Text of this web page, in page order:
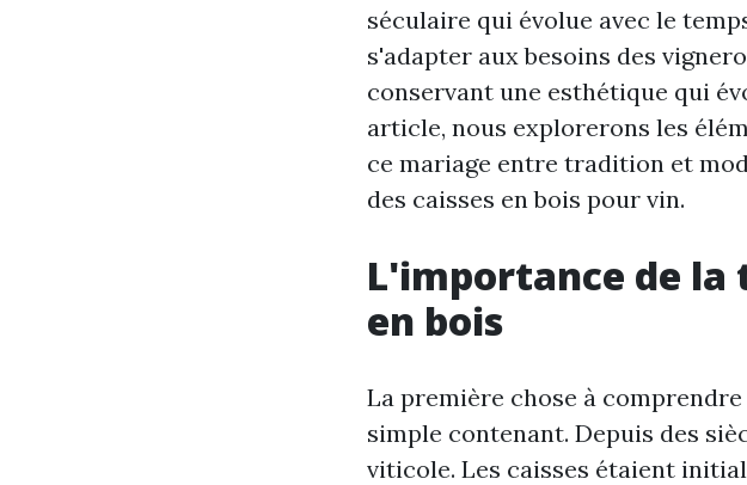
séculaire qui évolue avec le
s'adapter aux besoins des
conservant une esthétique qui
article, nous explorerons les
ce mariage entre tradition et
des caisses en bois pour vin.
L'importance de la
en bois
La première chose à
simple contenant. Depuis des
viticole. Les caisses étaient